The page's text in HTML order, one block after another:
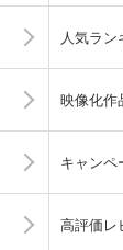
人気ラン
映像化作
キャンペ
高評価レ